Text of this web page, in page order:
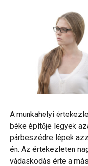
A munkahelyi
béke építője legyek
párbeszédre lépek
én. Az értekezleten
vádaskodás érte a